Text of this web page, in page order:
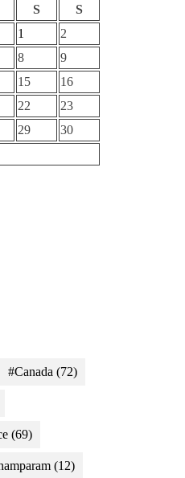
S
S
1
2
8
9
15
16
22
23
29
30
#Canada (72)
(69)
(12)